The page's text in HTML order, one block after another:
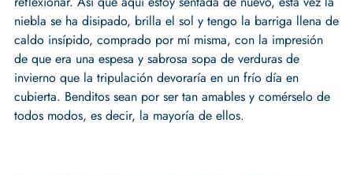
niebla se ha disipado, brilla el sol y tengo la barriga llena de
caldo insípido, comprado por mí misma, con la impresión
de que era una espesa y sabrosa sopa de verduras de
invierno que la tripulación devoraría en un frío día en
cubierta. Benditos sean por ser tan amables y comérselo de
todos modos, es decir, la mayoría de ellos.